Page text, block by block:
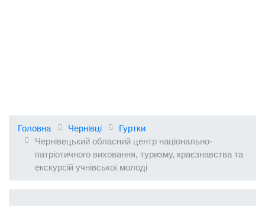
Головна Чернівці
Гуртки
Чернівецький обласний центр національно-
патріотичного виховання, туризму, краєзнавства та
екскурсій учнівської молоді